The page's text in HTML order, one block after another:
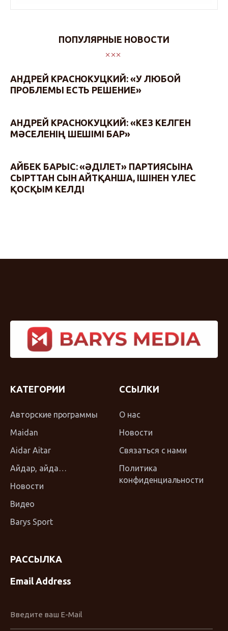
ПОПУЛЯРНЫЕ НОВОСТИ
АНДРЕЙ КРАСНОКУЦКИЙ: «У ЛЮБОЙ
ПРОБЛЕМЫ ЕСТЬ РЕШЕНИЕ»
АНДРЕЙ КРАСНОКУЦКИЙ: «КЕЗ КЕЛГЕН
МӘСЕЛЕНІҢ ШЕШІМІ БАР»
АЙБЕК БАРЫС: «ӘДІЛЕТ» ПАРТИЯСЫНА
СЫРТТАН СЫН АЙТҚАНША, ІШІНЕН ҮЛЕС
ҚОСҚЫМ КЕЛДІ
КАТЕГОРИИ
Авторские программы
Maidan
Aidar Aitar
Айдар, айда…
Новости
Видео
Barys Sport
ССЫЛКИ
О нас
Новости
Связаться с нами
Политика
конфиденциальности
РАССЫЛКА
Email Address